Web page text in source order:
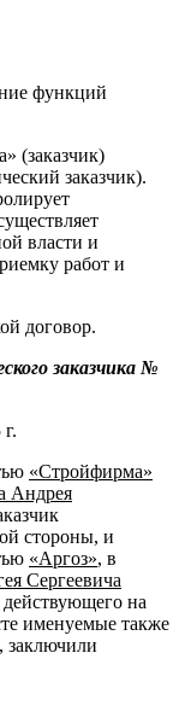
функций
(заказчик)
заказчик).
власти и
работ и
договор.
заказчика №
«Стройфирма»
Андрея
стороны, и
«Аргоз», в
Сергеевича
на
именуемые также
заключили